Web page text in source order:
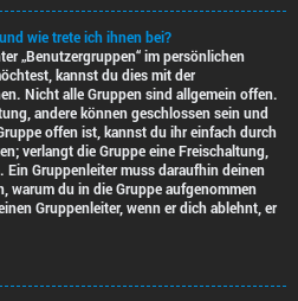
wie trete ich ihnen bei?
„Benutzergruppen“ im persönlichen
kannst du dies mit der
Nicht alle Gruppen sind allgemein offen.
andere können geschlossen sein und
offen ist, kannst du ihr einfach durch
verlangt die Gruppe eine Freischaltung,
Gruppenleiter muss daraufhin deinen
warum du in die Gruppe aufgenommen
Gruppenleiter, wenn er dich ablehnt, er